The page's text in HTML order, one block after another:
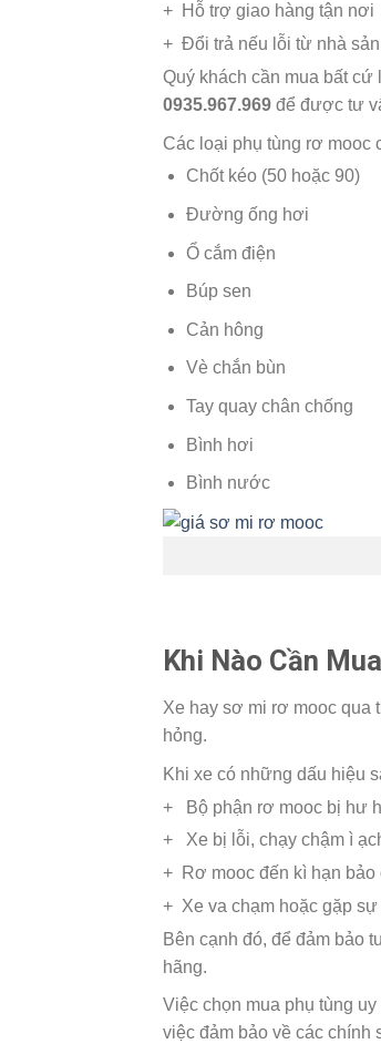
+ Hỗ trợ giao hàng tận nơi
+ Đổi trả nếu lỗi từ nhà
Quý khách cần mua bất
0935.967.969 để được tư
Các loại phụ tùng rơ mooc
Chốt kéo (50 hoặc 90)
Đường ống hơi
Ổ cắm điện
Búp sen
Cản hông
Vè chắn bùn
Tay quay chân chống
Bình hơi
Bình nước
Khi Nào Cần
Xe hay sơ mi rơ mooc
hỏng.
Khi xe có những dấu hiệu
+ Bộ phận rơ mooc bị hư
+ Xe bị lỗi, chạy chậm ì
+ Rơ mooc đến kì hạn
+ Xe va chạm hoặc gặp sự
Bên cạnh đó, để đảm bảo
hãng.
Việc chọn mua phụ tùng
việc đảm bảo về các chính